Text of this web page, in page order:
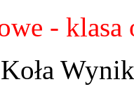
- klasa
Wynik